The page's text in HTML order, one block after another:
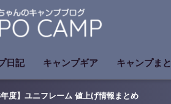
日記 キャンプギア キャンプま
度】ユニフレーム 値上げ情報まとめ